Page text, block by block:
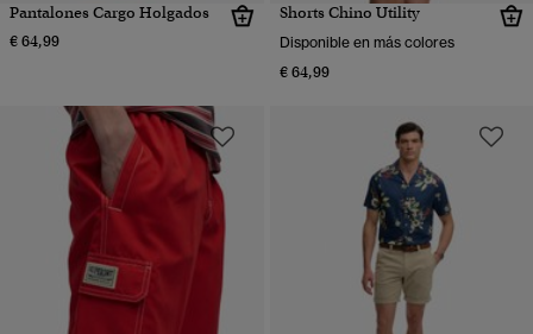
Pantalones Cargo Holgados
€ 64,99
Shorts Chino Utility
Disponible en más colores
€ 64,99